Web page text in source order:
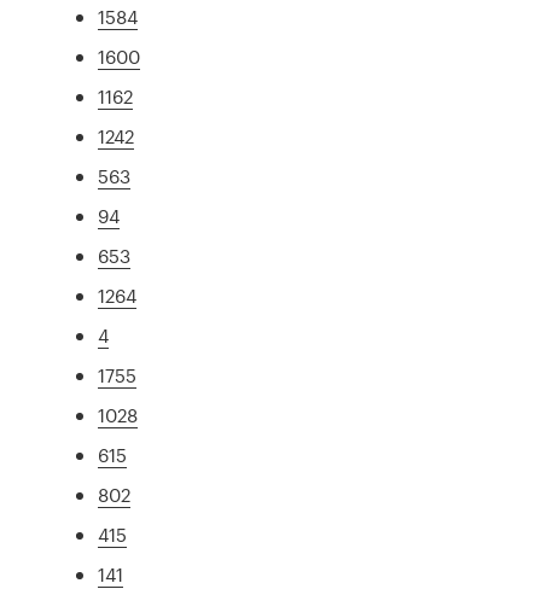
1584
1600
1162
1242
563
94
653
1264
4
1755
1028
615
802
415
141